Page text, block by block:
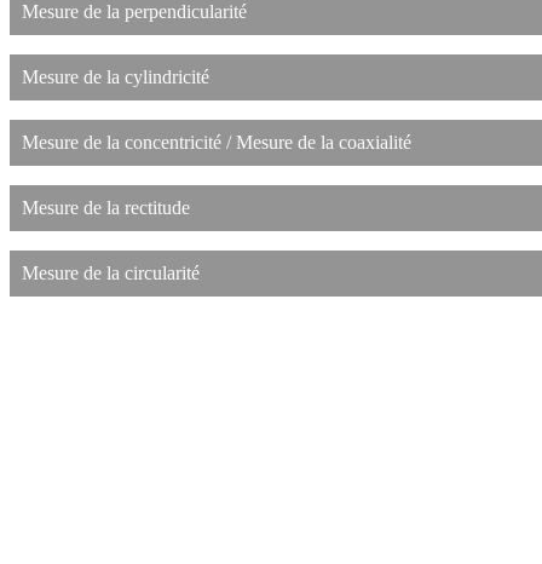
Mesure de la perpendicularité
Mesure de la cylindricité
Mesure de la concentricité / Mesure de la coaxialité
Mesure de la rectitude
Mesure de la circularité